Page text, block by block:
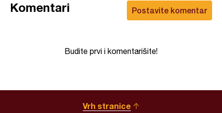
Postavite komentar
Komentari
Budite prvi i komentarišite!
Vrh stranice